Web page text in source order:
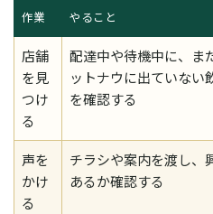
作業 やること
店舗
を見
つけ
る
配達中や待機中に、ま
ットナウに出ていない
を確認する
声を
かけ
る
チラシや案内を渡し、
あるか確認する